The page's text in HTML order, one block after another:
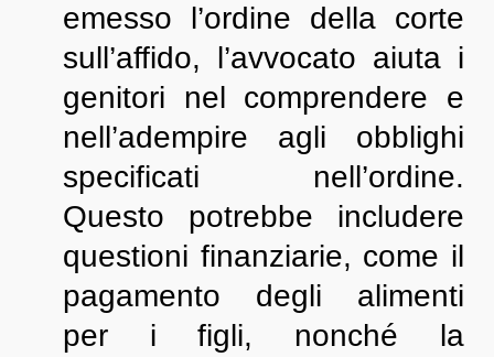
emesso l’ordine della corte
sull’affido, l’avvocato aiuta i
genitori nel comprendere e
nell’adempire agli obblighi
specificati nell’ordine.
Questo potrebbe includere
questioni finanziarie, come il
pagamento degli alimenti
per i figli, nonché la